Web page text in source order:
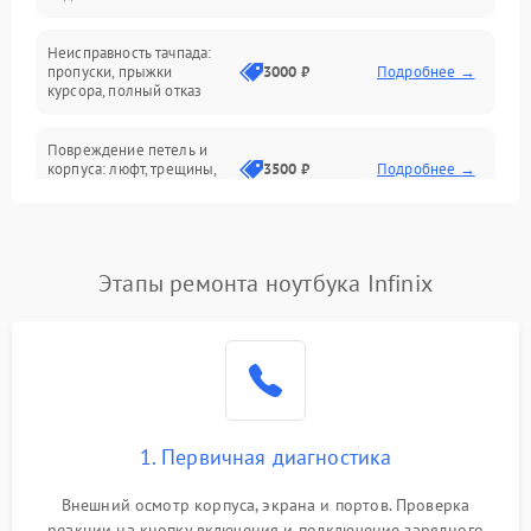
Сеть и интернет
Неисправность тачпада:
пропуски, прыжки
курсора, полный отказ
3000 ₽ Подробнее →
Повреждение петель и
корпуса: люфт, трещины,
3500 ₽ Подробнее →
невозможность зарядки,
2500 ₽ Подробнее →
2000 ₽
Перегрев из‑за пыли,
неисправности кулера
Этапы ремонта ноутбука Infinix
1. Первичная диагностика
Внешний осмотр корпуса, экрана и портов. Проверка